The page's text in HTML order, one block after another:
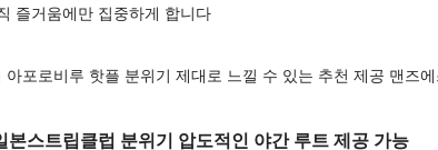
즐거움에만 집중하게 합니다
아포로비루 핫플 분위기 제대로 느낄 수 있는 추천 제공 맨즈
본스트립클럽 분위기 압도적인 야간 루트 제공 가능